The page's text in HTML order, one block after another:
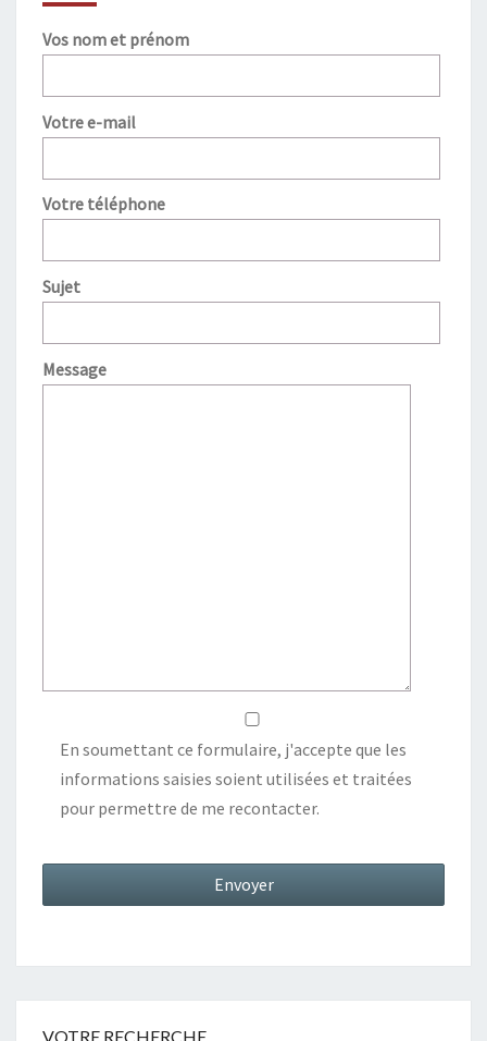
Vos nom et prénom
Votre e-mail
Votre téléphone
Sujet
Message
En soumettant ce formulaire, j'accepte que les
informations saisies soient utilisées et traitées
pour permettre de me recontacter.
VOTRE RECHERCHE…